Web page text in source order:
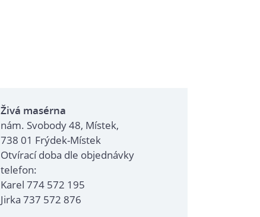
Živá masérna
nám. Svobody 48, Místek,
738 01 Frýdek-Místek
Otvírací doba dle objednávky
telefon:
Karel 774 572 195
Jirka 737 572 876